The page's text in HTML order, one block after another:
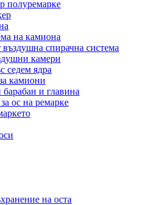
полуремарке
на камиона
въздушна спирачна система
камери
седем ядра
камиони
барабан и главина
ос на ремарке
на оста